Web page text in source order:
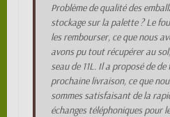
Problème de qualité des
stockage sur la palette ? Le
les rembourser, ce que nous
avons pu tout récupérer au
seau de 11L. Il a proposé de
prochaine livraison, ce que
sommes satisfaisant de la
échanges téléphoniques pour